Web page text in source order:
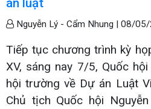
Nguyễn Lý - Cẩm Nhung | 08/05/
Tiếp tục chương trình kỳ
XV, sáng nay 7/5, Quốc
hội trường về Dự án Luật
Chủ tịch Quốc hội